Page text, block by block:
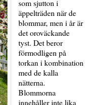
som sjutton i
äppelträden när de
blommar, men i år är
det oroväckande
tyst. Det beror
förmodligen på
torkan i kombination
med de kalla
nätterna.
Blommorna
innehåller inte lika